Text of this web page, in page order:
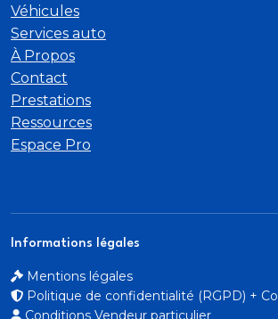
Véhicules
Services auto
À Propos
Contact
Prestations
Ressources
Espace Pro
Informations légales
Mentions légales
Politique de confidentialité (RGPD) +
Conditions Vendeur particulier